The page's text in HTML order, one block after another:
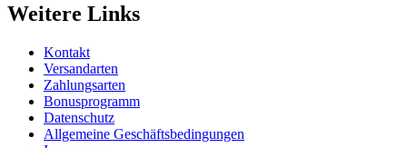
Weitere Links
Kontakt
Versandarten
Zahlungsarten
Bonusprogramm
Datenschutz
Allgemeine Geschäftsbedingungen